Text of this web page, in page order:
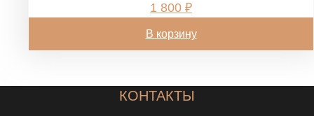
1 800 ₽
В корзину
КОНТАКТЫ